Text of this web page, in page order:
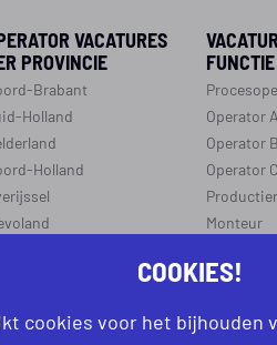
VACATURES
PROVINCIE
Brabant
Holland
Holland
FUNCTIE
Operator A
Operator B
Operator C
Monteur
COOKIES!
cookies voor het bijhouden